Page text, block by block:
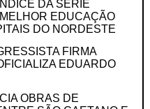
DA SÉRIE
EDUCAÇÃO
DO NORDESTE
FIRMA
EDUARDO
OBRAS DE